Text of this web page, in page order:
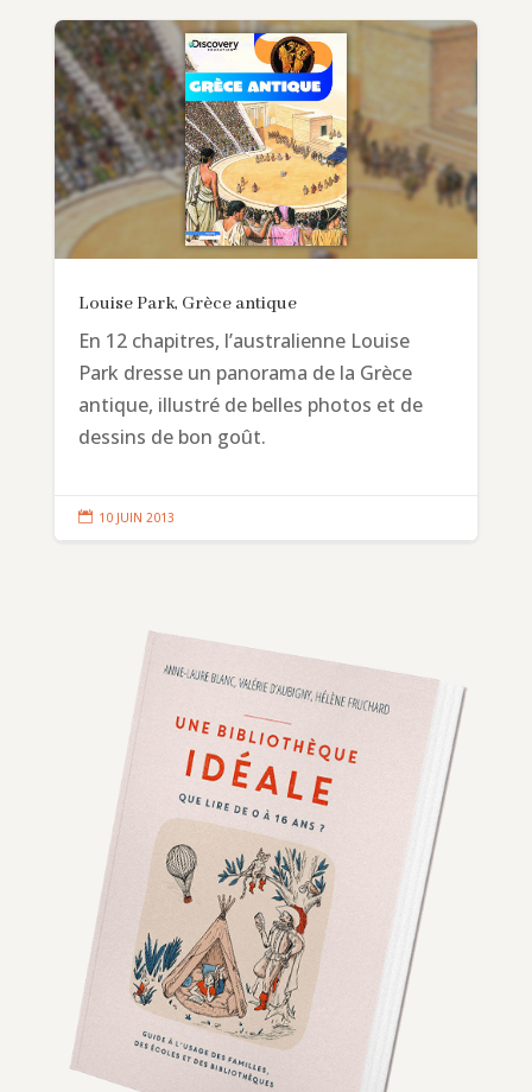
Louise Park, Grèce antique
En 12 chapitres, l’australienne Louise
Park dresse un panorama de la Grèce
antique, illustré de belles photos et de
dessins de bon goût.
 10 JUIN 2013